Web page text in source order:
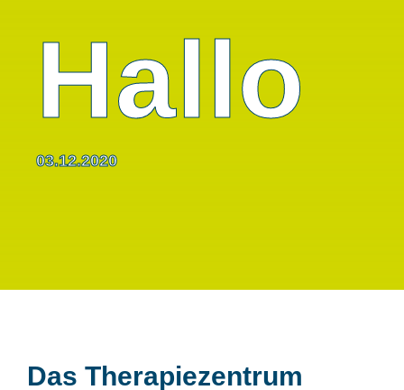
Hallo
03.12.2020
Das Therapiezentrum